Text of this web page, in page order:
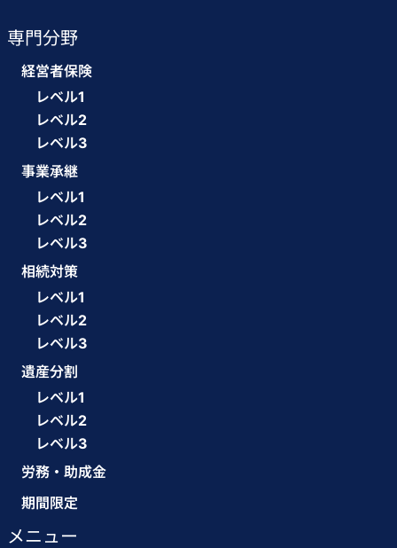
専門分野
経営者保険
レベル1
レベル2
レベル3
事業承継
レベル1
レベル2
レベル3
相続対策
レベル1
レベル2
レベル3
遺産分割
レベル1
レベル2
レベル3
労務・助成金
期間限定
メニュー